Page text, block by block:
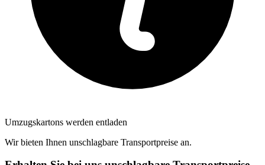
Umzugskartons werden entladen
Wir bieten Ihnen unschlagbare Transportpreise an.